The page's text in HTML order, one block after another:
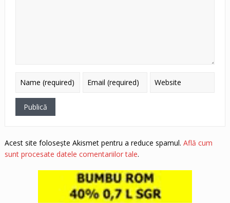
Acest site folosește Akismet pentru a reduce spamul. Află cum
sunt procesate datele comentariilor tale.